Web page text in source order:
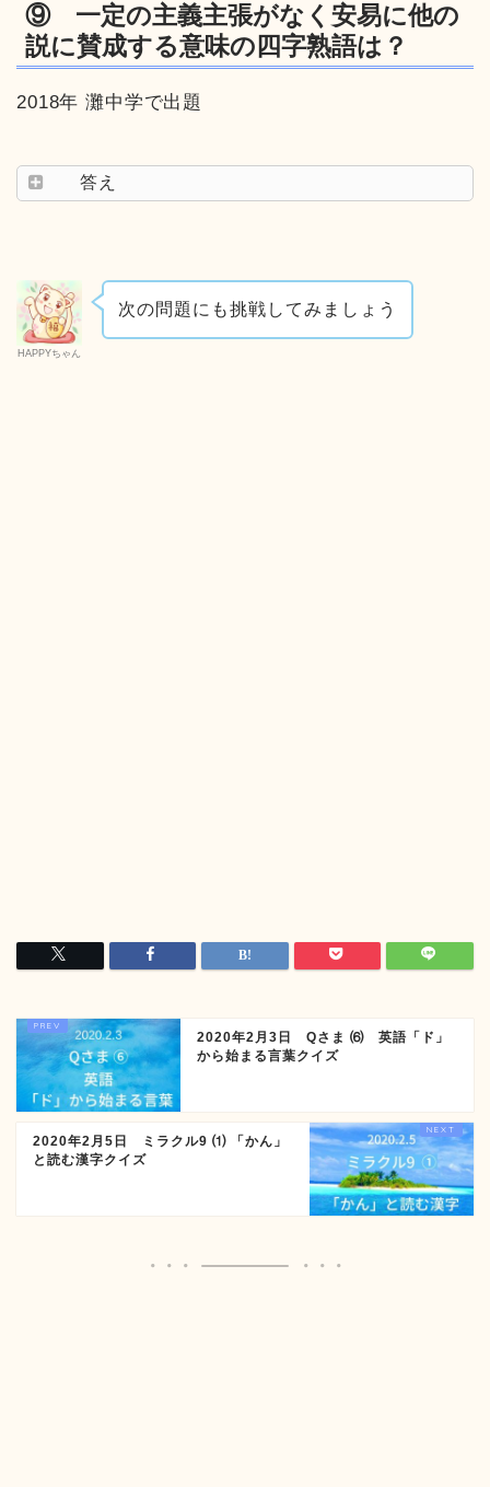
⑨ 一定の主義主張がなく安易に他の
説に賛成する意味の四字熟語は？
2018年 灘中学で出題
答え
HAPPYちゃん
次の問題にも挑戦してみましょう
2020年2月3日 Qさま ⑹ 英語「ド」
から始まる言葉クイズ
2020年2月5日 ミラクル9 ⑴ 「かん」
と読む漢字クイズ